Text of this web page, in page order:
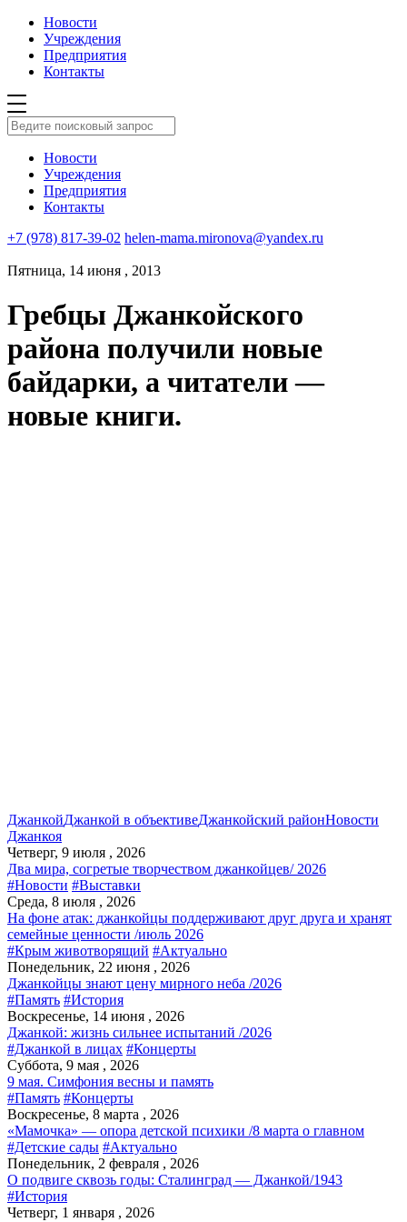
Новости
Учреждения
Предприятия
Контакты
Новости
Учреждения
Предприятия
Контакты
+7 (978) 817-39-02 helen-mama.mironova@yandex.ru
Пятница, 14 июня , 2013
Гребцы Джанкойского
района получили новые
байдарки, а читатели —
новые книги.
ДжанкойДжанкой в объективеДжанкойский районНовости
Джанкоя
Четверг, 9 июля , 2026
Два мира, согретые творчеством джанкойцев/ 2026
#Новости #Выставки
Среда, 8 июля , 2026
На фоне атак: джанкойцы поддерживают друг друга и хранят
семейные ценности /июль 2026
#Крым животворящий #Актуально
Понедельник, 22 июня , 2026
Джанкойцы знают цену мирного неба /2026
#Память #История
Воскресенье, 14 июня , 2026
Джанкой: жизнь сильнее испытаний /2026
#Джанкой в лицах #Концерты
Суббота, 9 мая , 2026
9 мая. Симфония весны и память
#Память #Концерты
Воскресенье, 8 марта , 2026
«Мамочка» — опора детской психики /8 марта о главном
#Детские сады #Актуально
Понедельник, 2 февраля , 2026
О подвиге сквозь годы: Сталинград — Джанкой/1943
#История
Четверг, 1 января , 2026